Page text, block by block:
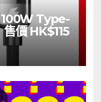
Type-
價 HK$115